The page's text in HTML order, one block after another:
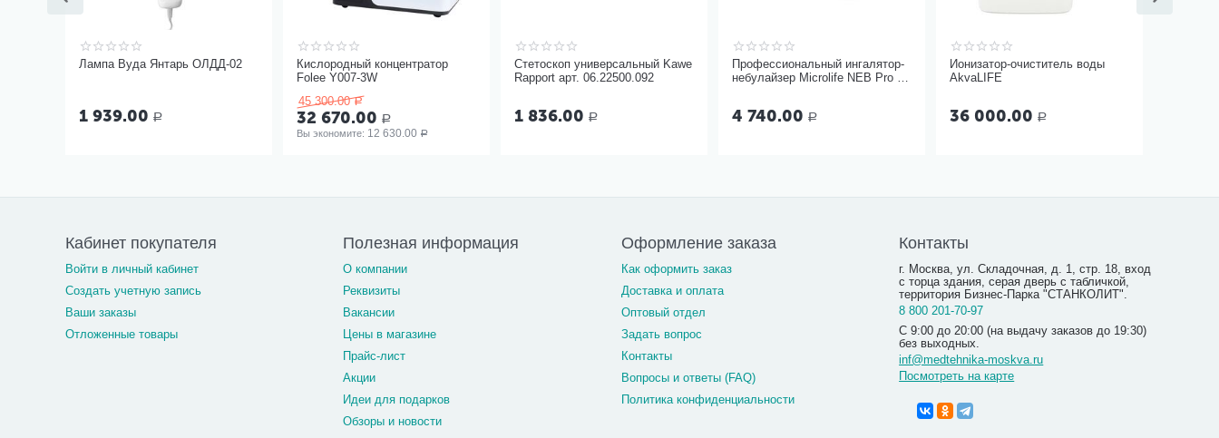
Лампа Вуда Янтарь ОЛДД-02
1 939.00 Р
Кислородный концентратор
Folee Y007-3W
45 300.00 Р
32 670.00 Р
Вы экономите: 12 630.00 Р
Стетоскоп универсальный Kawe
Rapport арт. 06.22500.092
1 836.00 Р
Профессиональный ингалятор-
небулайзер Microlife NEB Pro 2
4 740.00 Р
Ионизатор-очиститель воды
AkvaLIFE
36 000.00 Р
Кабинет покупателя
Войти в личный кабинет
Создать учетную запись
Ваши заказы
Отложенные товары
Полезная информация
О компании
Реквизиты
Вакансии
Цены в магазине
Прайс-лист
Акции
Идеи для подарков
Обзоры и новости
Оформление заказа
Как оформить заказ
Доставка и оплата
Оптовый отдел
Задать вопрос
Контакты
Вопросы и ответы (FAQ)
Политика конфиденциальности
Контакты
г. Москва, ул. Складочная, д. 1, стр. 18, вход
с торца здания, серая дверь с табличкой,
территория Бизнес-Парка "СТАНКОЛИТ".
8 800 201-70-97
С 9:00 до 20:00 (на выдачу заказов до 19:30)
без выходных.
inf@medtehnika-moskva.ru
Посмотреть на карте